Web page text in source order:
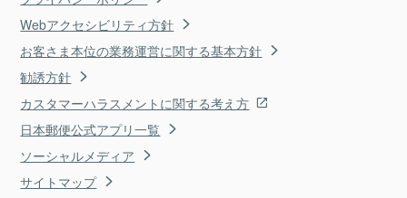
Webアクセシビリティ方針
お客さま本位の業務運営に関する基本方針
勧誘方針
カスタマーハラスメントに関する考え方
日本郵便公式アプリ一覧
ソーシャルメディア
サイトマップ